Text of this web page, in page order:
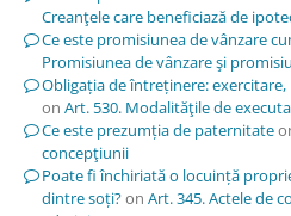
Creanţele care beneficiază de
Ce este promisiunea de vânzare
Promisiunea de vânzare şi
Obligația de întreținere:
on Art. 530. Modalităţile de
Ce este prezumția de paternitate
concepţiunii
Poate fi închiriată o locuință
dintre soți?on Art. 345. Actele de